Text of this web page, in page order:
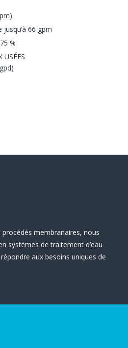
66 gpm
%
USÉES
membranaires, nous
systèmes de traitement d’eau
aux besoins uniques de